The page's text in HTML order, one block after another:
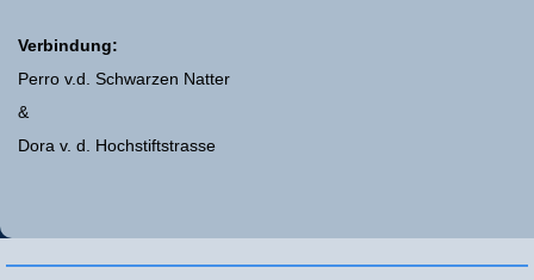
Verbindung:
Perro v.d. Schwarzen Natter
&
Dora v. d. Hochstiftstrasse